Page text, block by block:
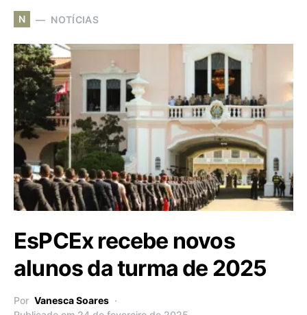
N NOTÍCIAS
EsPCEx recebe novos
alunos da turma de 2025
Por Vanesca Soares